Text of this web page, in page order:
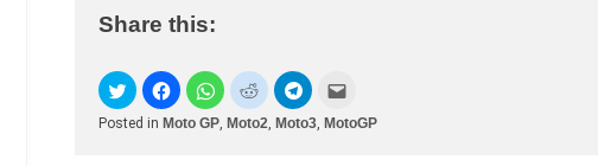
Share this:
Posted in Moto GP, Moto2, Moto3, MotoGP